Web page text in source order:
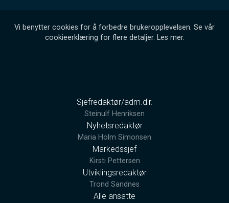
Vi benytter cookies for å forbedre brukeropplevelsen. Se vår
cookieerklæring for flere detaljer. Les mer.
Sjefredaktør/adm.dir.
Steinulf Henriksen
Nyhetsredaktør
Maria Holm Simonsen
Markedssjef
Kirsti Pettersen
Utviklingsredaktør
Trond Sandnes
Alle ansatte